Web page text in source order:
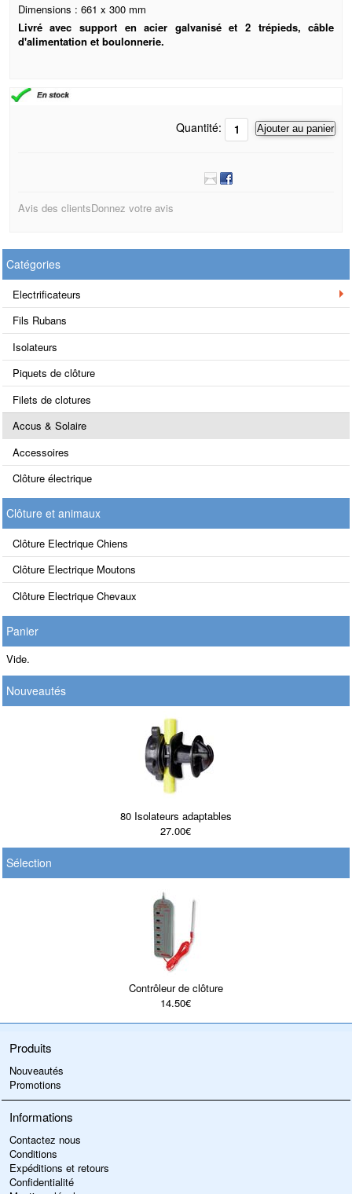
Dimensions : 661 x 300 mm
Livré avec support en acier galvanisé et 2 trépieds, câble
d'alimentation et boulonnerie.
Quantité: Ajouter au panier
Avis des clientsDonnez votre avis
Catégories
Electrificateurs
Fils Rubans
Isolateurs
Piquets de clôture
Filets de clotures
Accus & Solaire
Accessoires
Clôture électrique
Clôture et animaux
Clôture Electrique Chiens
Clôture Electrique Moutons
Clôture Electrique Chevaux
Panier
Vide.
Nouveautés
80 Isolateurs adaptables
27.00€
Sélection
Contrôleur de clôture
14.50€
Produits
Nouveautés
Promotions
Informations
Contactez nous
Conditions
Expéditions et retours
Confidentialité